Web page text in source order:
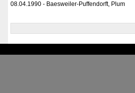
08.04.1990 - Baesweiler-Puffendorft, Plum